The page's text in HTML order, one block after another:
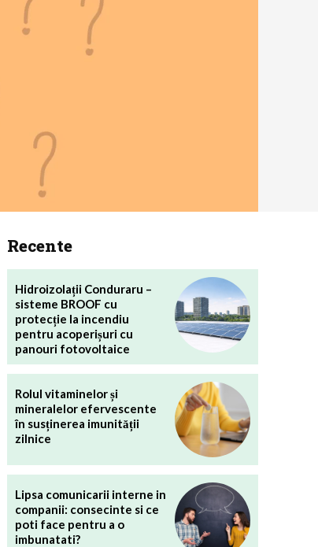
Recente
Hidroizolații Conduraru –
sisteme BROOF cu
protecție la incendiu
pentru acoperișuri cu
panouri fotovoltaice
Rolul vitaminelor și
mineralelor efervescente
în susținerea imunității
zilnice
Lipsa comunicarii interne in
companii: consecinte si ce
poti face pentru a o
imbunatati?